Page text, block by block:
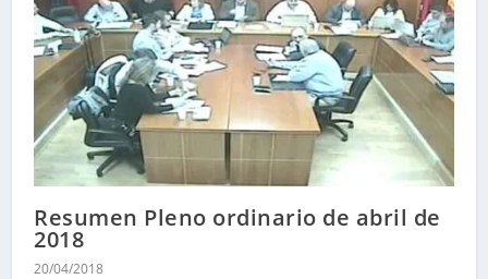
Resumen Pleno ordinario de abril de
2018
20/04/2018